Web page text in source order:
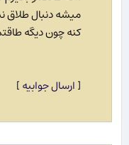
میشه دنبال طلاق
کنه چون دیگه
[ارسال جوابیه]